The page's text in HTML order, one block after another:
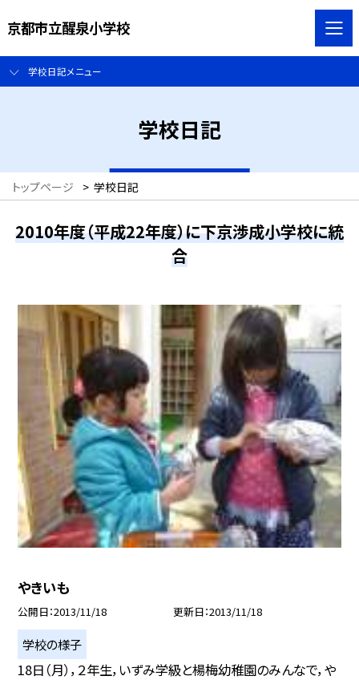
京都市立醒泉小学校
学校日記メニュー
学校日記
トップページ > 学校日記
2010年度（平成22年度）に下京渉成小学校に統
合
やきいも
公開日 2013/11/18 更新日 2013/11/18
学校の様子
18日（月），２年生，いずみ学級と楊梅幼稚園のみんなで，や